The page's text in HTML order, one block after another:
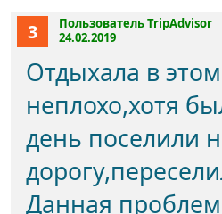
3
Пользователь TripAdvisor
24.02.2019
Отдыхала в
неплохо,хотя
день поселили
Данная